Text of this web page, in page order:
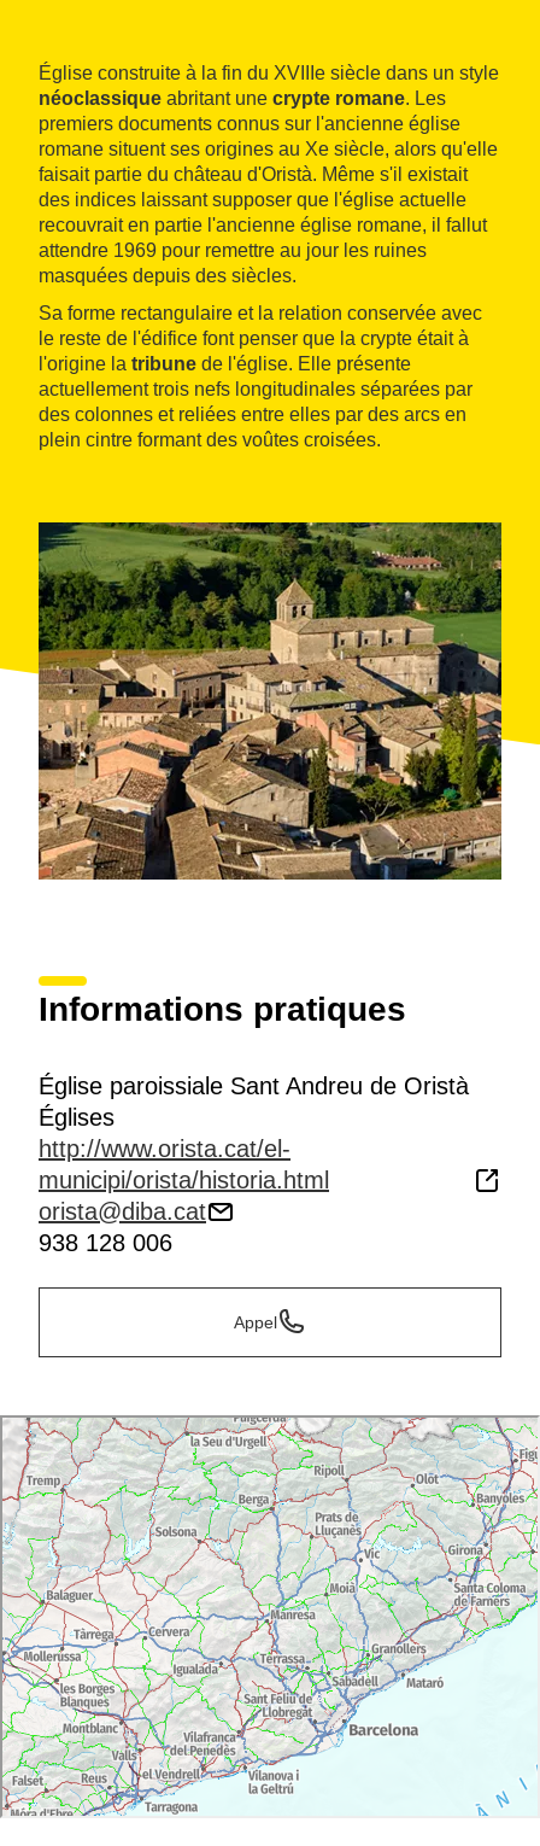
Église construite à la fin du XVIIIe siècle dans un style
néoclassique abritant une crypte romane. Les
premiers documents connus sur l'ancienne église
romane situent ses origines au Xe siècle, alors qu'elle
faisait partie du château d'Oristà. Même s'il existait
des indices laissant supposer que l'église actuelle
recouvrait en partie l'ancienne église romane, il fallut
attendre 1969 pour remettre au jour les ruines
masquées depuis des siècles.
Sa forme rectangulaire et la relation conservée avec
le reste de l'édifice font penser que la crypte était à
l'origine la tribune de l'église. Elle présente
actuellement trois nefs longitudinales séparées par
des colonnes et reliées entre elles par des arcs en
plein cintre formant des voûtes croisées.
Informations pratiques
Église paroissiale Sant Andreu de Oristà
Églises
http://www.orista.cat/el-
municipi/orista/historia.html
orista@diba.cat
938 128 006
Appel